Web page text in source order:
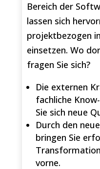
Bereich der
lassen sich
projektbezogen
einsetzen. Wo
fragen Sie sich?
Die externen
fachliche
Sie sich neue
Durch den
bringen Sie
vorne.